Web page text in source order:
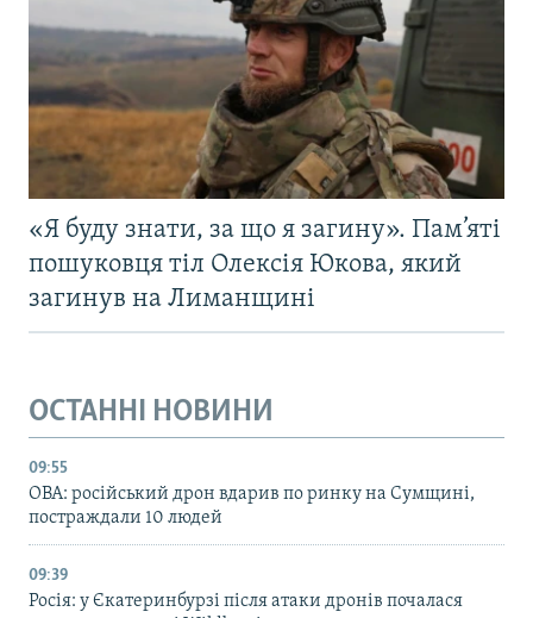
«Я буду знати, за що я загину». Пам’яті
пошуковця тіл Олексія Юкова, який
загинув на Лиманщині
ОСТАННІ НОВИНИ
09:55
ОВА: російський дрон вдарив по ринку на Сумщині,
постраждали 10 людей
09:39
Росія: у Єкатеринбурзі після атаки дронів почалася